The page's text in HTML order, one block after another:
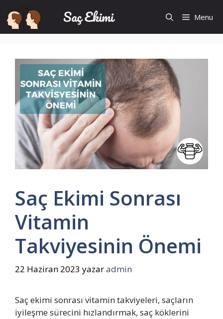
İçeriğe
atla
Menu
Saç Ekimi Sonrası
Vitamin
Takviyesinin Önemi
22 Haziran 2023 yazaradmin
Saç ekimi sonrası vitamin takviyeleri, saçların
iyileşme sürecini hızlandırmak, saç köklerini